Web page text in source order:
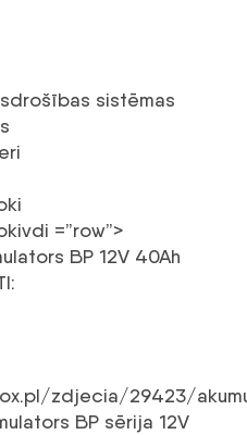
sistēmas
vdi =”row”>
BP 12V 40Ah
zdjecia/29423/
BP sērija 12V